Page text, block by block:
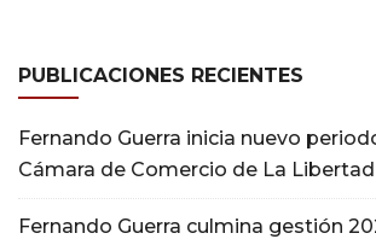
PUBLICACIONES RECIENTES
Fernando Guerra inicia nuevo
Cámara de Comercio de La Libertad
Fernando Guerra culmina gestión